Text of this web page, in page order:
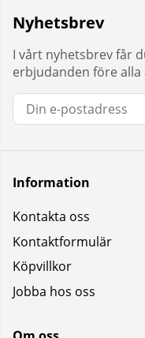
Nyhetsbrev
I vårt nyhetsbrev får
erbjudanden före alla
E-post:
Information
Kontakta oss
Kontaktformulär
Köpvillkor
Jobba hos oss